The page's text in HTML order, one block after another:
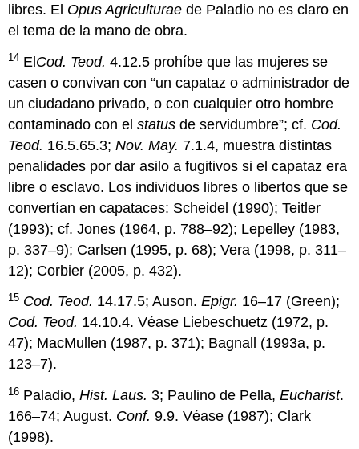
libres. El Opus Agriculturaede Paladio no es claro en
el tema de la mano de obra.
14 ElCod. Teod.4.12.5 prohíbe que las mujeres se
casen o convivan con “un capataz o administrador de
un ciudadano privado, o con cualquier otro hombre
contaminado con elstatusde servidumbre”; cf. Cod.
Teod. 16.5.65.3;Nov. May. 7.1.4, muestra distintas
penalidades por dar asilo a fugitivos si el capataz era
libre o esclavo. Los individuos libres o libertos que se
convertían en capataces: Scheidel (1990); Teitler
(1993); cf. Jones (1964, p. 788–92); Lepelley (1983,
p. 337–9); Carlsen (1995, p. 68); Vera (1998, p. 311–
12); Corbier (2005, p. 432).
15 Cod. Teod. 14.17.5; Auson.Epigr. 16–17 (Green);
Cod. Teod. 14.10.4. Véase Liebeschuetz (1972, p.
47); MacMullen (1987, p. 371); Bagnall (1993a, p.
123–7).
16 Paladio,Hist. Laus.3; Paulino de Pella,Eucharist.
166–74; August. Conf.9.9. Véase (1987); Clark
(1998).